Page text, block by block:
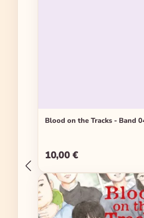
Blood on the Tracks - Band
Regulärer Preis:
10,00 €